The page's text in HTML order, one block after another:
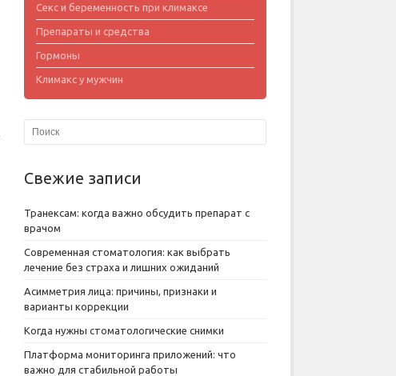
Секс и беременность при климаксе
Препараты и средства
Гормоны
Климакс у мужчин
Свежие записи
Транексам: когда важно обсудить препарат с
врачом
Современная стоматология: как выбрать
лечение без страха и лишних ожиданий
Асимметрия лица: причины, признаки и
варианты коррекции
Когда нужны стоматологические снимки
Платформа мониторинга приложений: что
важно для стабильной работы